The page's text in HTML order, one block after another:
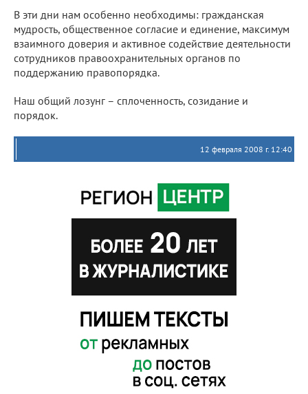
В эти дни нам особенно необходимы: гражданская
мудрость, общественное согласие и единение, максимум
взаимного доверия и активное содействие деятельности
сотрудников правоохранительных органов по
поддержанию правопорядка.
Наш общий лозунг – сплоченность, созидание и
порядок.
12 февраля 2008 г. 12:40